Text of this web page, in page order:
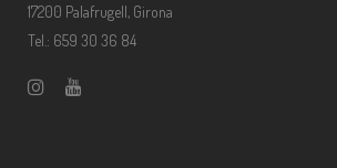
17200 Palafrugell, Girona
Tel.: 659 30 36 84